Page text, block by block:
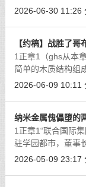
止境的，例如妖族
2026-06-30 11:26
【约稿】战胜了
1正章1（ghs从本
简单的木质结构组
各式各样乱炖食材
2026-06-09 10:11
纳米金属傀儡堕的
1正章1“联合国际
驻学园都市，董事
技领域拥有领先实
2026-05-09 23:17